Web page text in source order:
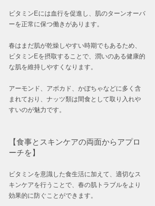
ビタミンEには血行を促進し、肌のターンオーバ
ーを正常に保つ働きがあります。
春はまだ肌が乾燥しやすい時期でもあるため、
ビタミンEを摂取することで、潤いのある健康的
な肌を維持しやすくなります。
アーモンド、アボカド、かぼちゃなどに多く含
まれており、ナッツ類は間食として取り入れや
すいのが魅力です。
【食事とスキンケアの両面からアプロ
ーチを】
ビタミンを意識した食生活に加えて、適切なス
キンケアを行うことで、春の肌トラブルをより
効果的に防ぐことができます。